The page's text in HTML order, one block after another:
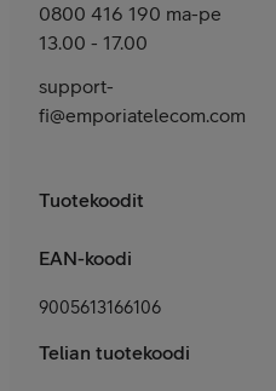
0800 416 190 ma-pe
13.00 - 17.00
support-
fi@emporiatelecom.com
Tuotekoodit
EAN-koodi
9005613166106
Telian tuotekoodi